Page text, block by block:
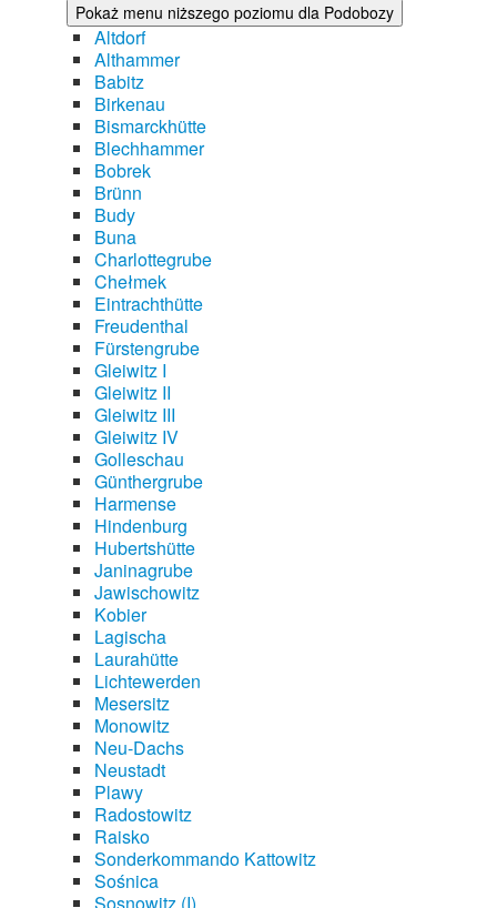
Pokaż menu niższego poziomu dla Podobozy
Altdorf
Althammer
Babitz
Birkenau
Bismarckhütte
Blechhammer
Bobrek
Brünn
Budy
Buna
Charlottegrube
Chełmek
Eintrachthütte
Freudenthal
Fürstengrube
Gleiwitz I
Gleiwitz II
Gleiwitz III
Gleiwitz IV
Golleschau
Günthergrube
Harmense
Hindenburg
Hubertshütte
Janinagrube
Jawischowitz
Kobier
Lagischa
Laurahütte
Lichtewerden
Mesersitz
Monowitz
Neu-Dachs
Neustadt
Plawy
Radostowitz
Raisko
Sonderkommando Kattowitz
Sośnica